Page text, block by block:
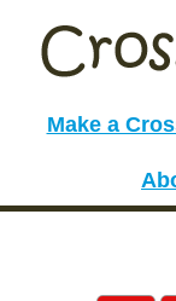
Make a